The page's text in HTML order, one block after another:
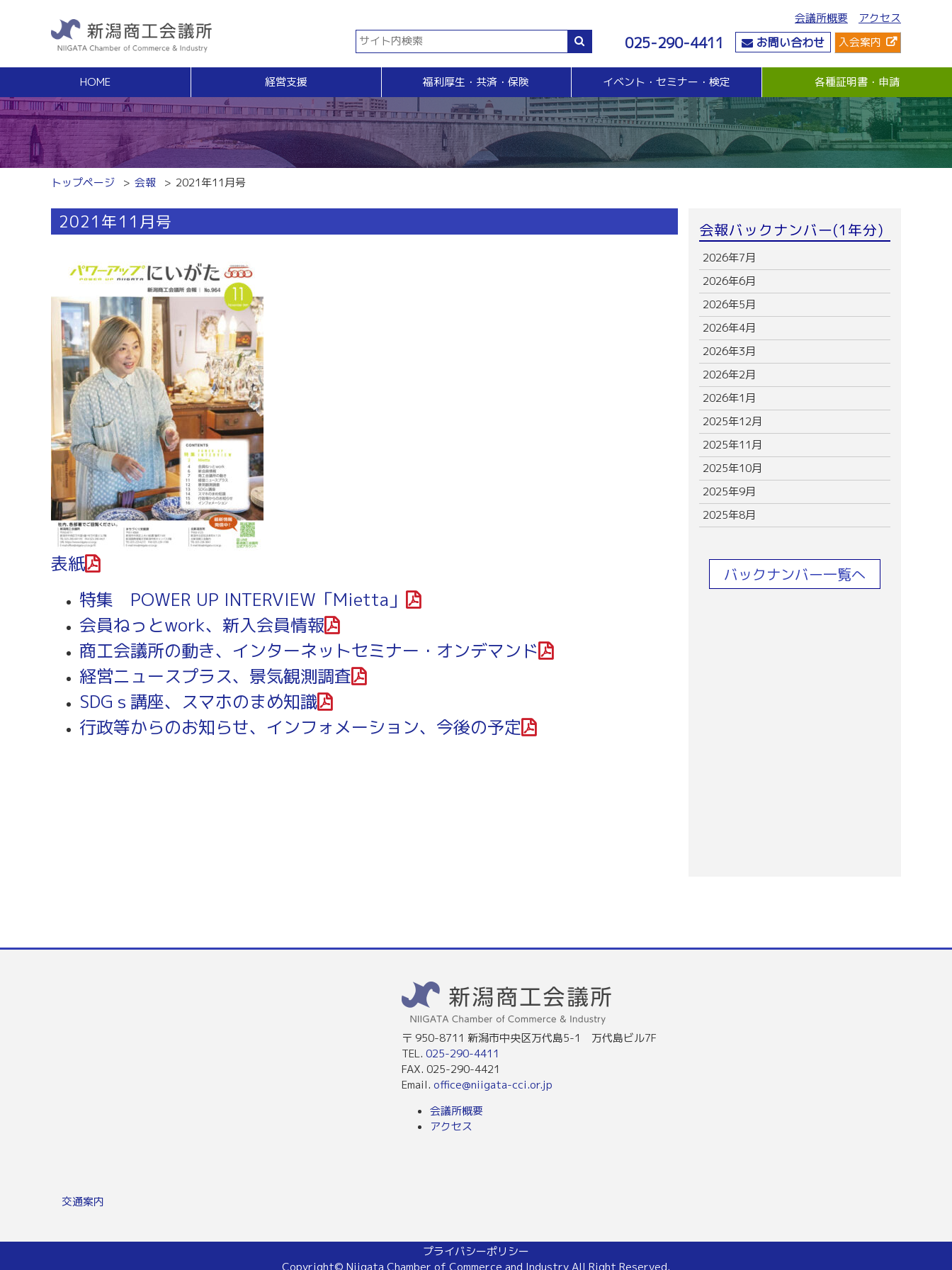
会議所概要 アクセス
025-290-4411 お問い合わせ 入会案内
HOME 経営支援
経営支援
経営相談
無料窓口相談
専門家ネットワーク
経営安定特別相談室
中小企業支援サイト「ミラサポ」
新潟県建設サポートセンター
税務相談（無料相談窓口）
労務・雇用関係
労働保険事務組合
労務・雇用・賃金相談（無料相談窓口）
賃金関係諸統計・説明会
事業承継・Ｍ＆Ａ
事業承継支援（無料相談窓口）
事業承継簡易診断
M＆Aの相談・斡旋
事業計画・創業融資相談（無料窓口相談）
能力開発・人材育成セミナー
商工会議所ライブラリー
経営発達支援
令和2年4月1日～令和7年3月31日計画
販売拡大・人脈
販売拡大
商い情報便
電子商い情報便
商いつなぐサイト
交流会
資金・融資
無担保・無保証人融資
各種融資制度紹介
社会情勢
要望・提言
地域活性化
福利厚生・共済・保険
福利
健康増進サポート
共済等
生命共済制度「チューリップ共済」
小規模企業共済制度
火災共済
国民年金基金
危機管理
危機管理支援（無料窓口相談）
与信管理支援(あんしん取引情報提供事業)
ビジネス総合保険制度
売上債権保全制度（グループ取引信用保険）
業務災害補償プラン
休業補償プラン
商工会議所会員向け保険制度
イベント・セミナー・検定
イベント・セミナー・検定
イベント・セミナー
検定
各種証明書・申請
各種証明書・申請
貿易関係証明
電子証明書発行
【受付終了】GS1事業者（JAN企業）コード
トップページ 会報 2021年11月号
2021年11月号
表紙
特集 POWER UP INTERVIEW「Mietta」
会員ねっとwork、新入会員情報
商工会議所の動き、インターネットセミナー・オンデマンド
経営ニュースプラス、景気観測調査
SDGｓ講座、スマホのまめ知識
行政等からのお知らせ、インフォメーション、今後の予定
会報バックナンバー(1年分)
2026年7月
2026年6月
2026年5月
2026年4月
2026年3月
2026年2月
2026年1月
2025年12月
2025年11月
2025年10月
2025年9月
2025年8月
バックナンバー一覧へ
交通案内
〒 950-8711 新潟市中央区万代島5-1 万代島ビル7F
TEL. 025-290-4411
FAX. 025-290-4421
Email. office@niigata-cci.or.jp
会議所概要
アクセス
プライバシーポリシー
Copyright© Niigata Chamber of Commerce and Industry All Right Reserved.